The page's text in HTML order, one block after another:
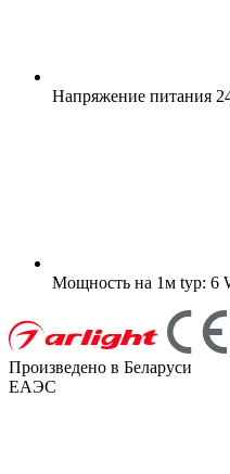
Напряжение питания
Мощность на 1м typ: 6
Произведено в Беларуси
ЕАЭС